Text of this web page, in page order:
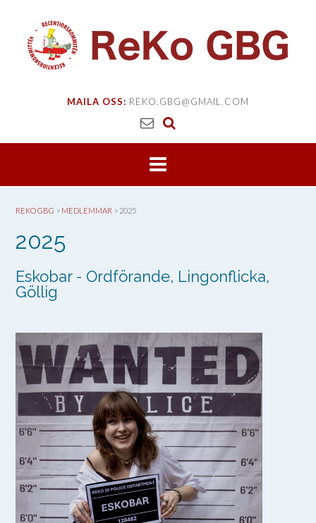
content
MAILA OSS: REKO.GBG@GMAIL.COM
REKO GBG > MEDLEMMAR > 2025
2025
Eskobar - Ordförande, Lingonflicka,
Göllig